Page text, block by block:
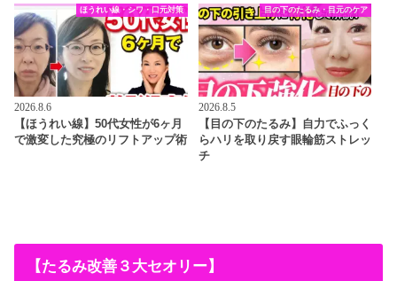
ほうれい線・シワ・口元対策
2026.8.6
【ほうれい線】50代女性が6ヶ月
で激変した究極のリフトアップ術
目の下のたるみ・目元のケア
2026.8.5
【目の下のたるみ】自力でふっく
らハリを取り戻す眼輪筋ストレッ
チ
【たるみ改善３大セオリー】